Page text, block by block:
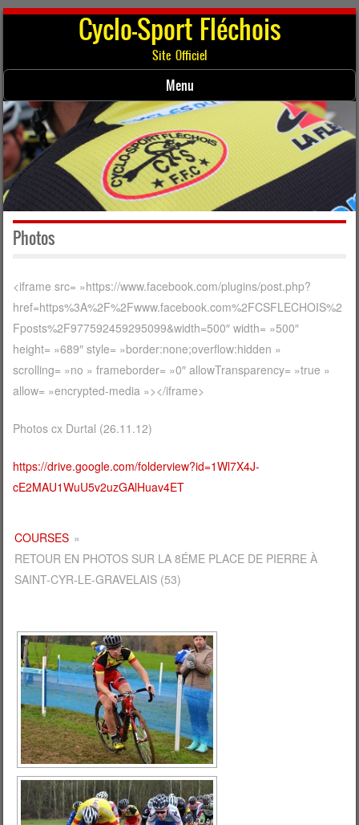
Cyclo-Sport Fléchois
Site Officiel
Menu
Skip to content
Photos
<iframe src= »https://www.facebook.com/plugins/post.php?
href=https%3A%2F%2Fwww.facebook.com%2FCSFLECHOIS%2
Fposts%2F977592459295099&width=500″ width= »500″
height= »689″ style= »border:none;overflow:hidden »
scrolling= »no » frameborder= »0″ allowTransparency= »true »
allow= »encrypted-media »></iframe>
Photos cx Durtal (26.11.12)
https://drive.google.com/folderview?id=1Wl7X4J-
cE2MAU1WuU5v2uzGAlHuav4ET
COURSES »
RETOUR EN PHOTOS SUR LA 8ÉME PLACE DE PIERRE À
SAINT-CYR-LE-GRAVELAIS (53)